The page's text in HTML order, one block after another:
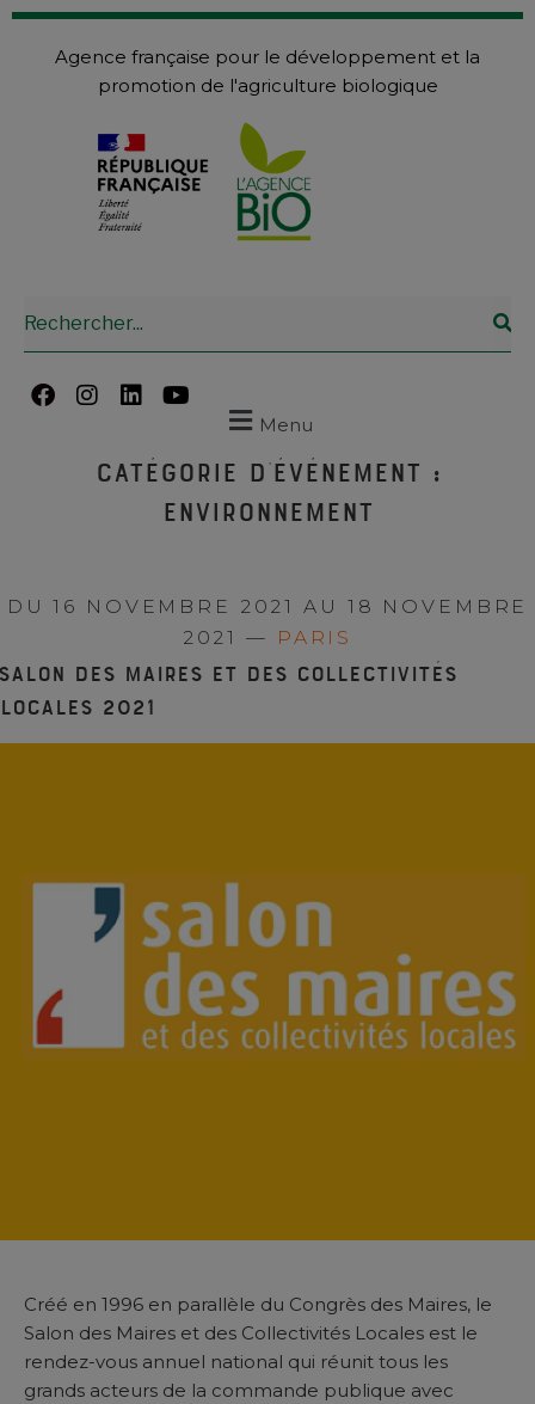
Agence française pour le développement et la
promotion de l'agriculture biologique
Menu
Catégorie d'événement :
Environnement
DU 16 NOVEMBRE 2021 AU 18 NOVEMBRE
2021 —
PARIS
des Maires et des Collectivités
Locales 2021
Créé en 1996 en parallèle du Congrès des Maires, le
Salon des Maires et des Collectivités Locales est le
rendez-vous annuel national qui réunit tous les
grands acteurs de la commande publique avec